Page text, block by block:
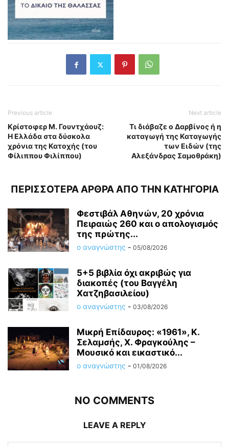
Previous article
Κρίστοφερ Μ. Γουντχάουζ:
Η Ελλάδα στα δύσκολα
χρόνια της Κατοχής (του
Φίλιππου Φιλίππου)
Next article
Τι διάβαζε ο Δαρβίνος ή η
καταγωγή της Καταγωγής
των Ειδών (της
Αλεξάνδρας Σαμοθράκη)
ΠΕΡΙΣΣΟΤΕΡΑ ΑΡΘΡΑ ΑΠΟ ΤΗΝ ΚΑΤΗΓΟΡΙΑ
Φεστιβάλ Αθηνών, 20 χρόνια
Πειραιώς 260 και ο απολογισμός
της πρώτης...
ο αναγνώστης - 05/08/2026
5+5 βιβλία όχι ακριβώς για
διακοπές (του Βαγγέλη
Χατζηβασιλείου)
ο αναγνώστης - 03/08/2026
Μικρή Επίδαυρος: «1961», Κ.
Σελαμσής, Χ. Φραγκούλης –
Μουσικό και εικαστικό...
ο αναγνώστης - 01/08/2026
NO COMMENTS
LEAVE A REPLY